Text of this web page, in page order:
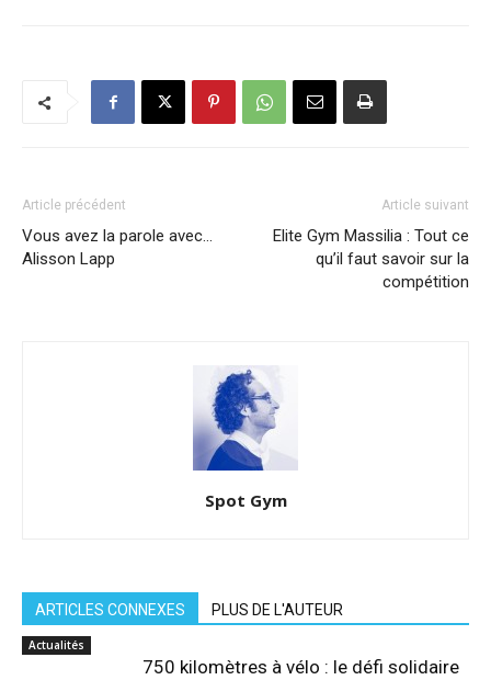
Article précédent
Vous avez la parole avec…
Alisson Lapp
Article suivant
Elite Gym Massilia : Tout ce
qu’il faut savoir sur la
compétition
Spot Gym
ARTICLES CONNEXES PLUS DE L'AUTEUR
Actualités
750 kilomètres à vélo : le défi solidaire